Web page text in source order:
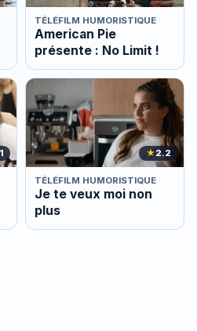
TÉLÉFILM HUMORISTIQUE
American Pie
présente : No Limit !
★2.2
TÉLÉFILM HUMORISTIQUE
Je te veux moi non
plus